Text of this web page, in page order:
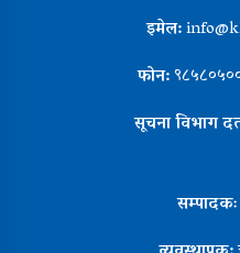
इमेल:
फोन:
सूचना विभाग
सम्पादकः